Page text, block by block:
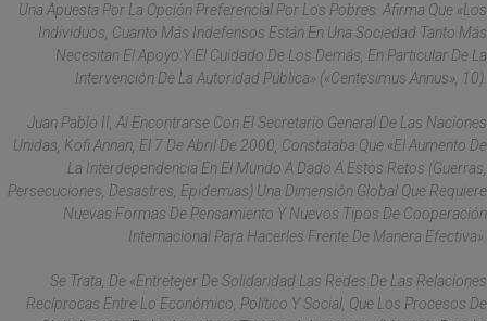
Una Apuesta Por La Opción Preferencial Por Los Pobres. Afirma Que «los
Individuos, Cuanto Más Indefensos Están En Una Sociedad Tanto Más
Necesitan El Apoyo Y El Cuidado De Los Demás, En Particular De La
Intervención De La Autoridad Pública» («Centesimus Annus», 10).
Juan Pablo II, Al Encontrarse Con El Secretario General De Las Naciones
Unidas, Kofi Annan, El 7 De Abril De 2000, Constataba Que «el Aumento De
La Interdependencia En El Mundo A Dado A Estos Retos (guerras,
Persecuciones, Desastres, Epidemias) Una Dimensión Global Que Requiere
Nuevas Formas De Pensamiento Y Nuevos Tipos De Cooperación
Internacional Para Hacerles Frente De Manera Efectiva».
Se Trata, De «entretejer De Solidaridad Las Redes De Las Relaciones
Recíprocas Entre Lo Económico, Político Y Social, Que Los Procesos De